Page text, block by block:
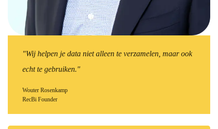
"Wij helpen je data niet alleen te verzamelen, maar ook
echt te gebruiken."
Wouter Rosenkamp
RecBi Founder